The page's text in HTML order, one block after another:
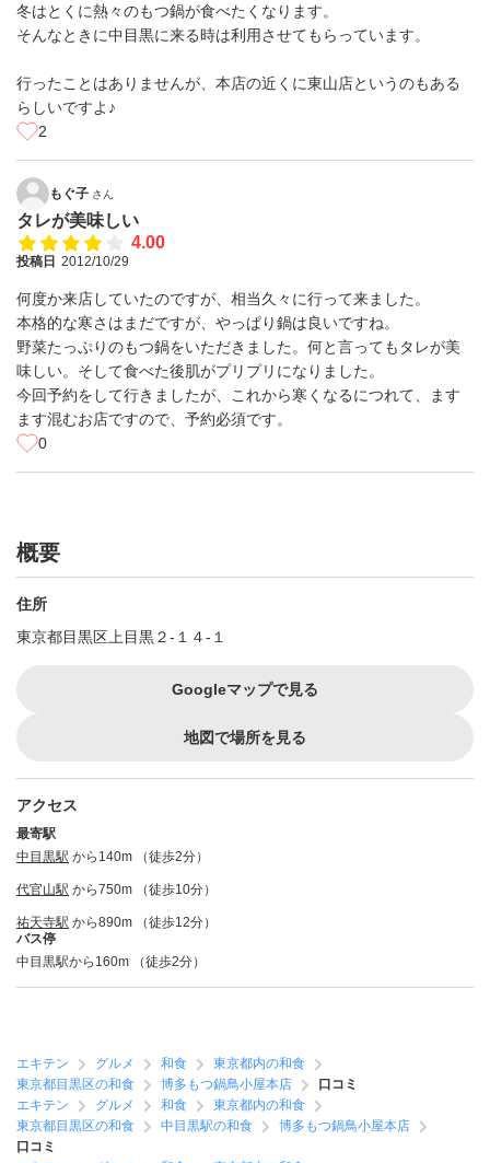
冬はとくに熱々のもつ鍋が食べたくなります。
そんなときに中目黒に来る時は利用させてもらっています。
行ったことはありませんが、本店の近くに東山店というのもある
らしいですよ♪
2
もぐ子 さん
タレが美味しい
4.00
投稿日 2012/10/29
何度か来店していたのですが、相当久々に行って来ました。
本格的な寒さはまだですが、やっぱり鍋は良いですね。
野菜たっぷりのもつ鍋をいただきました。何と言ってもタレが美
味しい。そして食べた後肌がプリプリになりました。
今回予約をして行きましたが、これから寒くなるにつれて、ます
ます混むお店ですので、予約必須です。
0
概要
住所
東京都目黒区上目黒２‐１４‐１
Googleマップで見る
地図で場所を見る
アクセス
最寄駅
中目黒駅 から140m （徒歩2分）
代官山駅 から750m （徒歩10分）
祐天寺駅 から890m （徒歩12分）
バス停
中目黒駅から160m （徒歩2分）
エキテン グルメ 和食
東京都内の和食
東京都目黒区の和食
博多もつ鍋鳥小屋本店
口コミ
エキテン
グルメ 和食
東京都内の和食
東京都目黒区の和食
中目黒駅の和食
博多もつ鍋鳥小屋本店
口コミ